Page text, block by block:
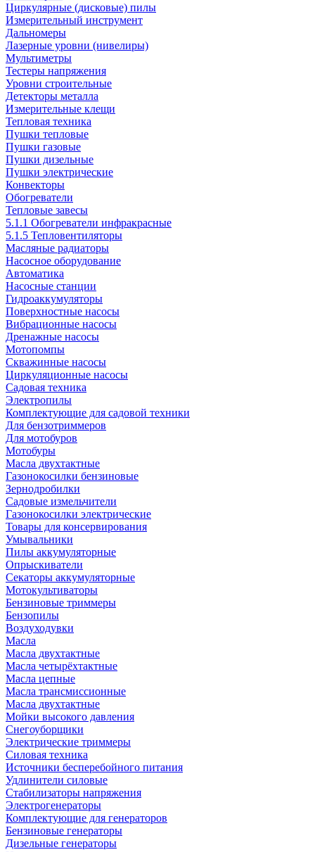
Циркулярные (дисковые) пилы
Измерительный инструмент
Дальномеры
Лазерные уровни (нивелиры)
Мультиметры
Тестеры напряжения
Уровни строительные
Детекторы металла
Измерительные клещи
Тепловая техника
Пушки тепловые
Пушки газовые
Пушки дизельные
Пушки электрические
Конвекторы
Обогреватели
Тепловые завесы
5.1.1 Обогреватели инфракрасные
5.1.5 Тепловентиляторы
Масляные радиаторы
Насосное оборудование
Автоматика
Насосные станции
Гидроаккумуляторы
Поверхностные насосы
Вибрационные насосы
Дренажные насосы
Мотопомпы
Скважинные насосы
Циркуляционные насосы
Садовая техника
Электропилы
Комплектующие для садовой техники
Для бензотриммеров
Для мотобуров
Мотобуры
Масла двухтактные
Газонокосилки бензиновые
Зернодробилки
Садовые измельчители
Газонокосилки электрические
Товары для консервирования
Умывальники
Пилы аккумуляторные
Опрыскиватели
Секаторы аккумуляторные
Мотокультиваторы
Бензиновые триммеры
Бензопилы
Воздуходувки
Масла
Масла двухтактные
Масла четырёхтактные
Масла цепные
Масла трансмиссионные
Масла двухтактные
Мойки высокого давления
Снегоуборщики
Электрические триммеры
Силовая техника
Источники бесперебойного питания
Удлинители силовые
Стабилизаторы напряжения
Электрогенераторы
Комплектующие для генераторов
Бензиновые генераторы
Дизельные генераторы